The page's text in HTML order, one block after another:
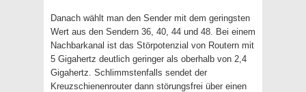
Danach wählt man den Sender mit dem geringsten
Wert aus den Sendern 36, 40, 44 und 48. Bei einem
Nachbarkanal ist das Störpotenzial von Routern mit
5 Gigahertz deutlich geringer als oberhalb von 2,4
Gigahertz. Schlimmstenfalls sendet der
Kreuzschienenrouter dann störungsfrei über einen